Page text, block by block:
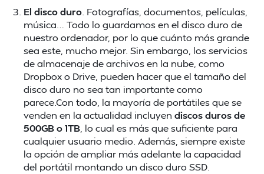
El disco duro. Fotografías, documentos, películas,
música… Todo lo guardamos en el disco duro de
nuestro ordenador, por lo que cuánto más grande
sea este, mucho mejor. Sin embargo, los servicios
de almacenaje de archivos en la nube, como
Dropbox o Drive, pueden hacer que el tamaño del
disco duro no sea tan importante como
parece.Con todo, la mayoría de portátiles que se
venden en la actualidad incluyen discos duros de
500GB o 1TB, lo cual es más que suficiente para
cualquier usuario medio. Además, siempre existe
la opción de ampliar más adelante la capacidad
del portátil montando un disco duro SSD.